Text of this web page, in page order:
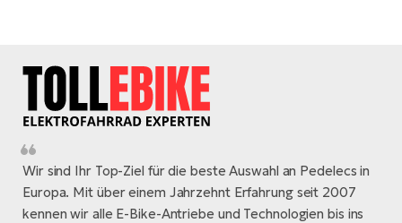
Wir sind Ihr Top-Ziel für die beste Auswahl an Pedelecs in
Europa. Mit über einem Jahrzehnt Erfahrung seit 2007
kennen wir alle E-Bike-Antriebe und Technologien bis ins